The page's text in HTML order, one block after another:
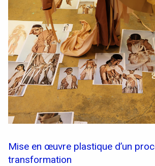
Instagram
LinkedIn
Mise en œuvre plastique d’un
transformation